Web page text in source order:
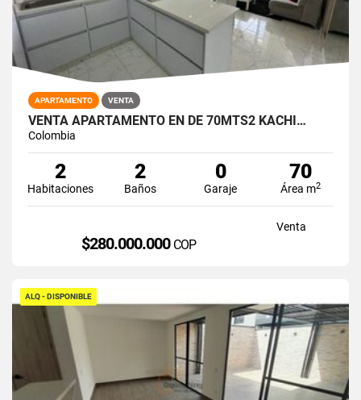
APARTAMENTO VENTA
VENTA APARTAMENTO EN DE 70MTS2 KACHI…
Colombia
2
Habitaciones
2
Baños
0
Garaje
70
Área m2
Venta
$280.000.000 COP
ALQ - DISPONIBLE